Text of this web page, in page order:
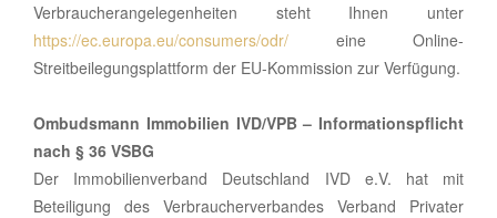
Verbraucherangelegenheiten steht Ihnen unter
https://ec.europa.eu/consumers/odr/ eine Online-
Streitbeilegungsplattform der EU-Kommission zur Verfügung.
Ombudsmann Immobilien IVD/VPB – Informationspflicht
nach § 36 VSBG
Der Immobilienverband Deutschland IVD e.V. hat mit
Beteiligung des Verbraucherverbandes Verband Privater